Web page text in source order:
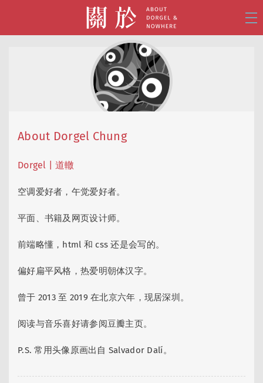
About Dorgel Chung
Dorgel | 道轍
空调爱好者，午觉爱好者。
平面、书籍及网页设计师。
前端略懂，html 和 css 还是会写的。
偏好扁平风格，热爱明朝体汉字。
曾于 2013 至 2019 在北京六年，现居深圳。
阅读与音乐喜好请参阅豆瓣主页。
P.S. 常用头像原画出自 Salvador Dalí。